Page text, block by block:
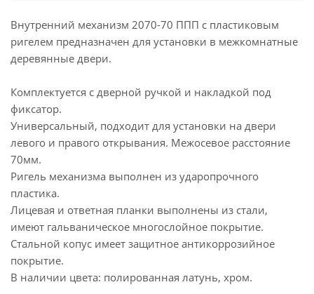
Внутренний механизм 2070-70 ППП с пластиковым
ригелем предназначен для установки в межкомнатные
деревянные двери.
Комплектуется с дверной ручкой и накладкой под
фиксатор.
Универсальный, подходит для установки на двери
левого и правого открывания. Межосевое расстояние
70мм.
Ригель механизма выполнен из ударопрочного
пластика.
Лицевая и ответная планки выполнены из стали,
имеют гальваническое многослойное покрытие.
Стальной копус имеет защитное антикоррозийное
покрытие.
В наличии цвета: полированная латунь, хром.